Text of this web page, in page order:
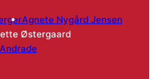
Agnete Nygård Jensen
Østergaard